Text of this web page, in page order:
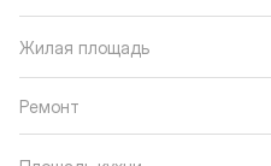
Жилая площадь
Ремонт